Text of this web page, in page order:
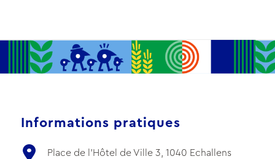
Informations pratiques
Place de l'Hôtel de Ville 3, 1040 Echallens